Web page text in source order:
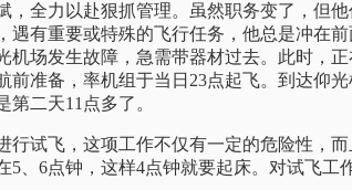
全力以赴狠抓管理。虽然职务变了，但
遇有重要或特殊的飞行任务，他总是冲在
机场发生故障，急需带器材过去。此时，
前准备，率机组于当日23点起飞。到达仰
二天11点多了。
试飞，这项工作不仅有一定的危险性，
5、6点钟，这样4点钟就要起床。对试飞工